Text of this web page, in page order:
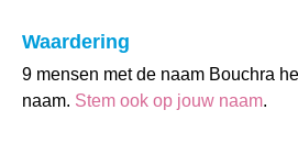
Waardering
9 mensen met de naam Bouchra
naam. Stem ook op jouw naam.